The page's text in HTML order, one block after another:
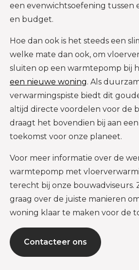
een evenwichtsoefening tussen
en budget.
Hoe dan ook is het steeds een
welke mate dan ook, om
sluiten op een warmtepomp bij
een nieuwe woning. Als
verwarmingspiste biedt dit
altijd directe voordelen voor de
draagt het bovendien bij aan
toekomst voor onze planeet.
Voor meer informatie over de
warmtepomp met
terecht bij onze bouwadviseurs.
graag over de juiste manieren
woning klaar te maken voor de
Contacteer ons